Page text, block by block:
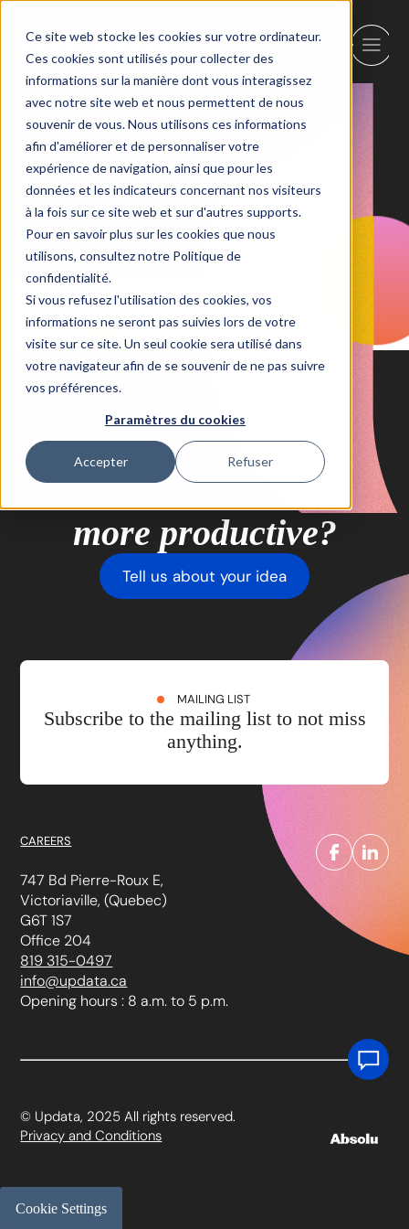
Ce site web stocke les cookies sur votre ordinateur.
Ces cookies sont utilisés pour collecter des
informations sur la manière dont vous interagissez
avec notre site web et nous permettent de nous
souvenir de vous. Nous utilisons ces informations
afin d'améliorer et de personnaliser votre
expérience de navigation, ainsi que pour les
données et les indicateurs concernant nos visiteurs
à la fois sur ce site web et sur d'autres supports.
Pour en savoir plus sur les cookies que nous
utilisons, consultez notre Politique de
confidentialité.
Si vous refusez l'utilisation des cookies, vos
informations ne seront pas suivies lors de votre
visite sur ce site. Un seul cookie sera utilisé dans
votre navigateur afin de se souvenir de ne pas suivre
vos préférences.
Paramètres du cookies
Accepter Refuser
Blog –
Industrie
Alimentaire
Ready to make your
business
more productive?
Tell us about your idea
MAILING LIST
Subscribe to the mailing list to not miss
anything.
CAREERS
747 Bd Pierre-Roux E,
Victoriaville, (Quebec)
G6T 1S7
Office 204
819 315-0497
info@updata.ca
Opening hours : 8 a.m. to 5 p.m.
© Updata, 2025 All rights reserved.
Privacy and Conditions
Cookie Settings